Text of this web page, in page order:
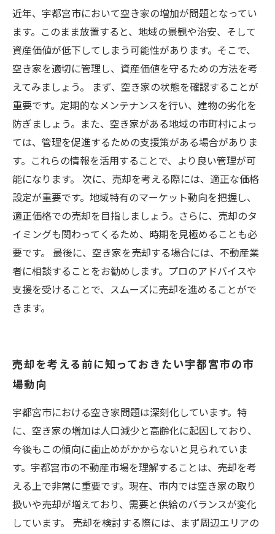
近年、宇都宮市において空き家の増加が問題となってい
ます。このまま放置すると、地域の景観や治安、そして
資産価値が低下してしまう可能性があります。そこで、
空き家を適切に管理し、資産価値を守るための方法を考
えてみましょう。 まず、空き家の状態を確認することが
重要です。定期的なメンテナンスを行い、建物の劣化を
防ぎましょう。また、空き家がある地域の市町村によっ
ては、管理を促進するための支援策がある場合がありま
す。これらの情報を活用することで、より良い管理が可
能になります。 次に、売却を考える際には、適正な価格
設定が重要です。地域特有のマーケット動向を把握し、
適正価格での売却を目指しましょう。さらに、売却のタ
イミングも関わってくるため、時期を見極めることも必
要です。 最後に、空き家を売却する場合には、不動産業
者に相談することをお勧めします。プロのアドバイスや
支援を受けることで、スムーズに売却を進めることがで
きます。
売却を考える前に知っておきたい宇都宮市の市
場動向
宇都宮市における空き家問題は深刻化しています。特
に、空き家の増加は人口減少と高齢化に起因しており、
今後もこの傾向に歯止めがかからないと見られていま
す。宇都宮市の不動産市場を理解することは、売却を考
える上で非常に重要です。現在、市内では空き家の取り
扱いや売却が増えており、需要と供給のバランスが変化
しています。 売却を検討する際には、まず周辺エリアの